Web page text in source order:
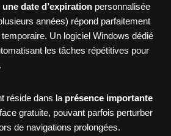
date d’expiration personnalisée
années) répond parfaitement
Un logiciel Windows dédié
les tâches répétitives pour
réside dans la présence importante
gratuite, pouvant parfois perturber
de navigations prolongées.